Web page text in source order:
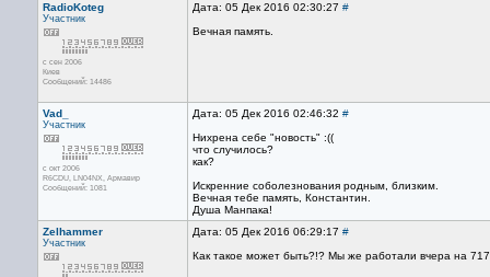
RadioKoteg
Участник
с сен 2006
Киев
Сообщений: 14486
Дата: 05 Дек 2016 02:30:27 #
Вечная память.
Vad_
Участник
с окт 2006
R6CDU, LN04NX, Армавир
Сообщений: 1081
Дата: 05 Дек 2016 02:46:32 #
Нихрена себе "новость" :((
что случилось?
как?
Искренние соболезнования родным, близким.
Вечная тебе память, Константин.
Душа Манпака!
Zelhammer
Участник
Дата: 05 Дек 2016 06:29:17 #
Как такое может быть?!? Мы же работали вчера на